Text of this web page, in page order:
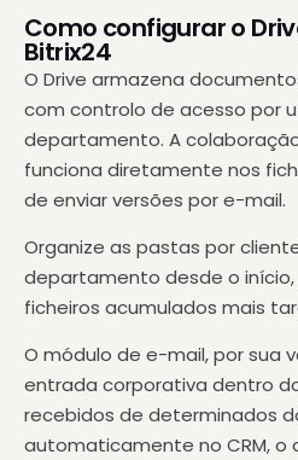
Como configurar o
Bitrix24
O Drive armazena
com controlo de acesso por
departamento. A
funciona diretamente nos
de enviar versões por e-mail.
Organize as pastas por
departamento desde o
ficheiros acumulados mais
O módulo de e-mail, por sua
entrada corporativa dentro
recebidos de determinados
automaticamente no CRM, o